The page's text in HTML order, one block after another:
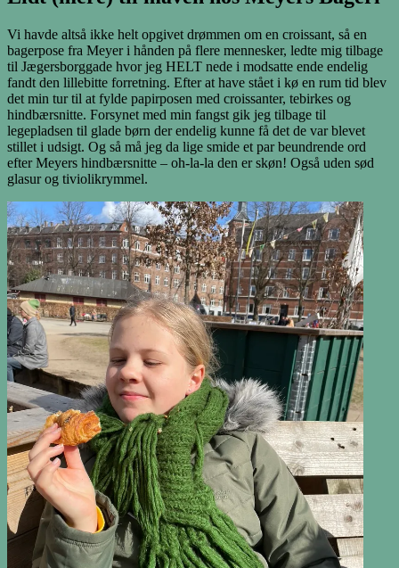
Vi havde altså ikke helt opgivet drømmen om en croissant, så en
bagerpose fra Meyer i hånden på flere mennesker, ledte mig tilbage
til Jægersborggade hvor jeg HELT nede i modsatte ende endelig
fandt den lillebitte forretning. Efter at have stået i kø en rum tid blev
det min tur til at fylde papirposen med croissanter, tebirkes og
hindbærsnitte. Forsynet med min fangst gik jeg tilbage til
legepladsen til glade børn der endelig kunne få det de var blevet
stillet i udsigt. Og så må jeg da lige smide et par beundrende ord
efter Meyers hindbærsnitte – oh-la-la den er skøn! Også uden sød
glasur og tiviolikrymmel.